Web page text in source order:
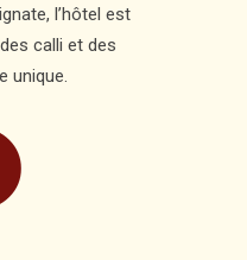
l’hôtel est
calli et des
unique.